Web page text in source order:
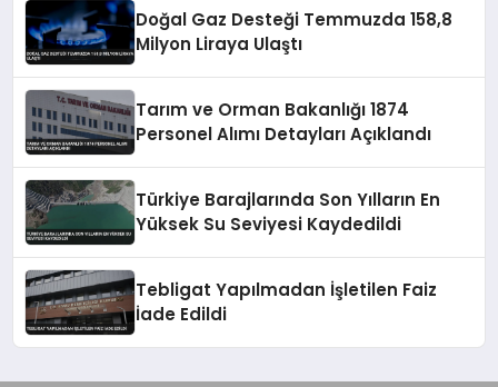
Doğal Gaz Desteği Temmuzda 158,8
Milyon Liraya Ulaştı
Tarım ve Orman Bakanlığı 1874
Personel Alımı Detayları Açıklandı
Türkiye Barajlarında Son Yılların En
Yüksek Su Seviyesi Kaydedildi
Tebligat Yapılmadan İşletilen Faiz
İade Edildi